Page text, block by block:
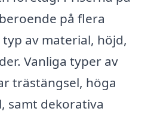
på flera
av material, höjd,
Vanliga typer av
trästängsel, höga
samt dekorativa